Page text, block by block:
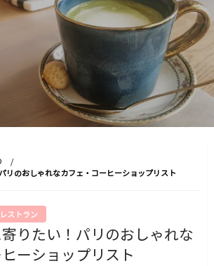
リのおしゃれなカフェ・コーヒーショップリスト
ストラン
りたい！パリのおしゃれな
ーショップリスト